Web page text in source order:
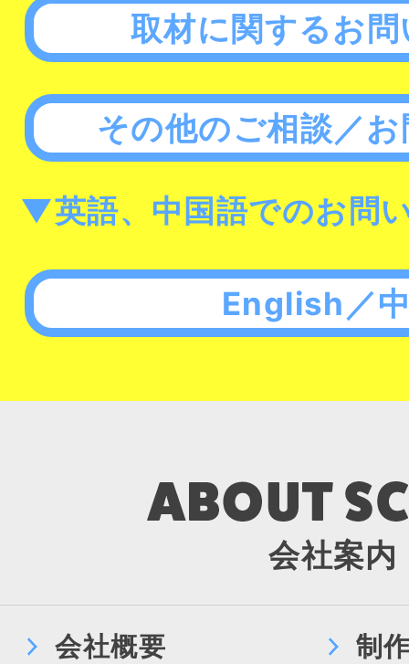
取材に関するお
その他のご相談／
▼英語、中国語でのお問
English／
会社案内
会社概要 制